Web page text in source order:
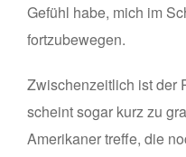
Gefühl habe, mich im
fortzubewegen.
Zwischenzeitlich ist der
scheint sogar kurz zu
Amerikaner treffe, die